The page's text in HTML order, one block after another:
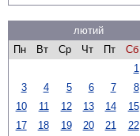
лютий
Пн
Вт Ср Чт Пт Сб
1
3
4 5 6 7 8
10
11 12 13 14 15
17
18 19 20 21 22